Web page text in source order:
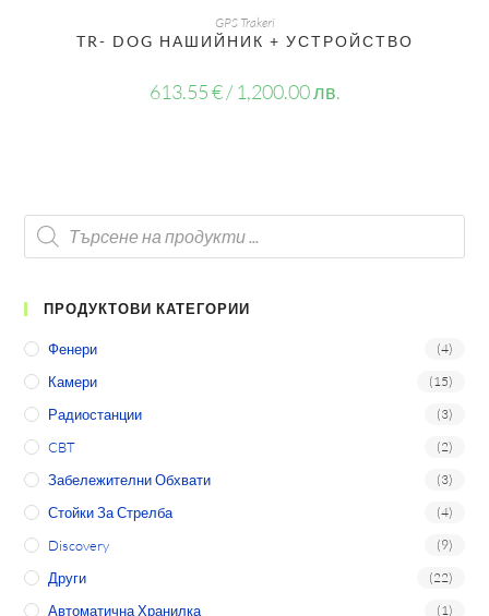
ОЩЕ
GPS Trakeri
TR- DOG НАШИЙНИК + УСТРОЙСТВО
613.55€ / 1,200.00 лв.
ПРОДУКТОВИ КАТЕГОРИИ
Фенери (4)
Камери (15)
Радиостанции (3)
CBT (2)
Забележителни Обхвати (3)
Стойки За Стрелба (4)
Discovery (9)
Други (22)
Автоматична Хранилка (1)